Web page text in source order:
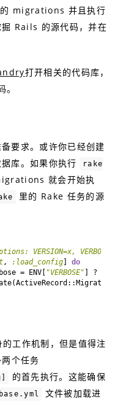
migrations 并且执行
Rails 的源代码，并在
打开相关的代码库，
。
要求。或许你已经创建
库。如果你执行
rake
就会开始执
里的 Rake 任务的源
VERSION=x,
, :load_config] do
= ENV[
"VERBOSE" ] ? ENV[
工作机制，但是值得注
个任务
的首先执行。这能确保
文件被加载进